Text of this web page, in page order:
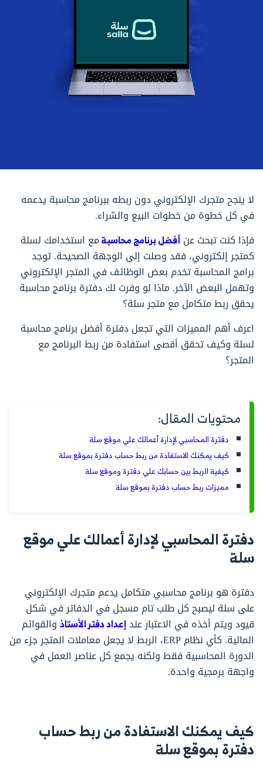
لا ينجح متجرك الإلكتروني دون ربطه ببرنامج محاسبة يدعمه
في كل خطوة من خطوات البيع والشراء.
فإذا كنت تبحث عن أفضل برنامج محاسبةمع استخدامك لسلة
كمتجر إلكتروني، فقد وصلت إلى الوجهة الصحيحة. توجد
برامج المحاسبة تخدم بعض الوظائف في المتجر الإلكتروني
وتهمل البعض الآخر. ماذا لو وفرت لك دفترة برنامج محاسبة
يحقق ربط متكامل مع متجر سلة؟
اعرف أهم المميزات التي تجعل دفترة أفضل برنامج محاسبة
لسلة وكيف تحقق أقصى استفادة من ربط البرنامج مع
المتجر؟
محتويات المقال:
دفترة المحاسبي لإدارة أعمالك علي موقع سلة
كيف يمكنك الاستفادة من ربط حساب دفترة بموقع سلة
كيفية الربط بين حسابك علي دفترة وموقع سلة
مميزات ربط حساب دفترة بموقع سلة
دفترة المحاسبي لإدارة أعمالك علي موقع
سلة
دفترة هو برنامج محاسبي متكامل يدعم متجرك الإلكتروني
على سلة ليصبح كل طلب تام مسجل في الدفاتر في شكل
قيود ويتم أخذه في الاعتبار عندإعداد دفتر الأستاذ والقوائم
المالية. كأي نظام ERP، الربط لا يجعل معاملات المتجر جزء من
الدورة المحاسبية فقط ولكنه يجمع كل عناصر العمل في
واجهة برمجية واحدة.
كيف يمكنك الاستفادة من ربط حساب
دفترة بموقع سلة